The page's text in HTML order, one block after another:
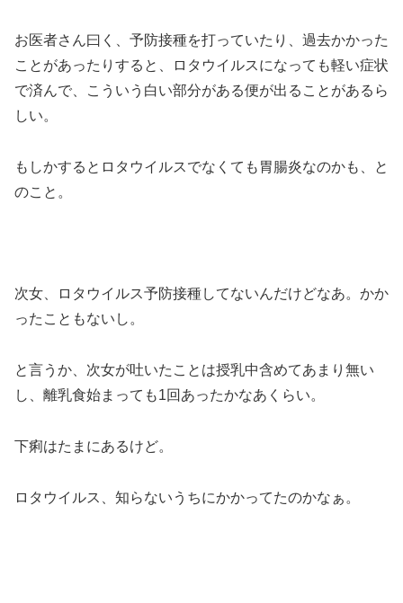
お医者さん曰く、予防接種を打っていたり、過去かかった
ことがあったりすると、ロタウイルスになっても軽い症状
で済んで、こういう白い部分がある便が出ることがあるら
しい。
もしかするとロタウイルスでなくても胃腸炎なのかも、と
のこと。
次女、ロタウイルス予防接種してないんだけどなあ。かか
ったこともないし。
と言うか、次女が吐いたことは授乳中含めてあまり無い
し、離乳食始まっても1回あったかなあくらい。
下痢はたまにあるけど。
ロタウイルス、知らないうちにかかってたのかなぁ。